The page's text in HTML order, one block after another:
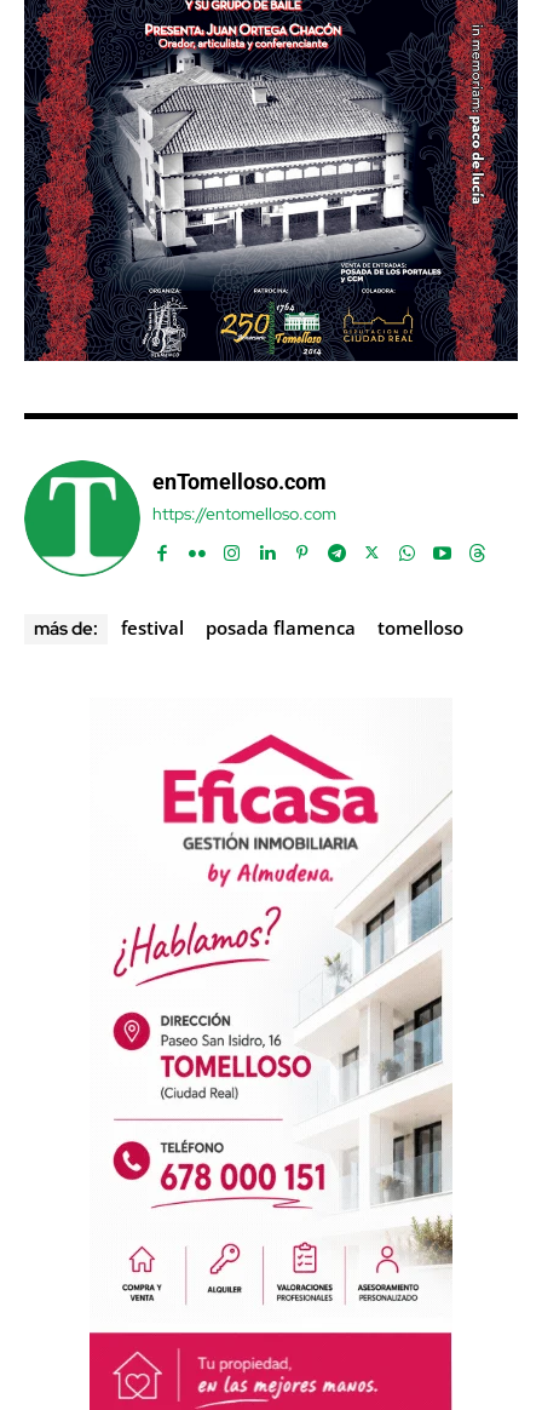
enTomelloso.com
https://entomelloso.com
más de: festival posada flamenca tomelloso